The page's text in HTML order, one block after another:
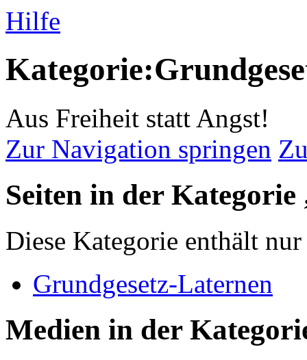
Hilfe
Aus Freiheit statt Angst!
Zur Navigation springen
Seiten in der
Diese Kategorie enthält
Grundgesetz-Laternen
Medien in der